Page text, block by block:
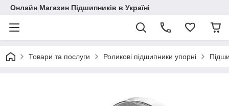
Онлайн Магазин Підшипників в Україні
Товари та послуги Роликові підшипники упорні